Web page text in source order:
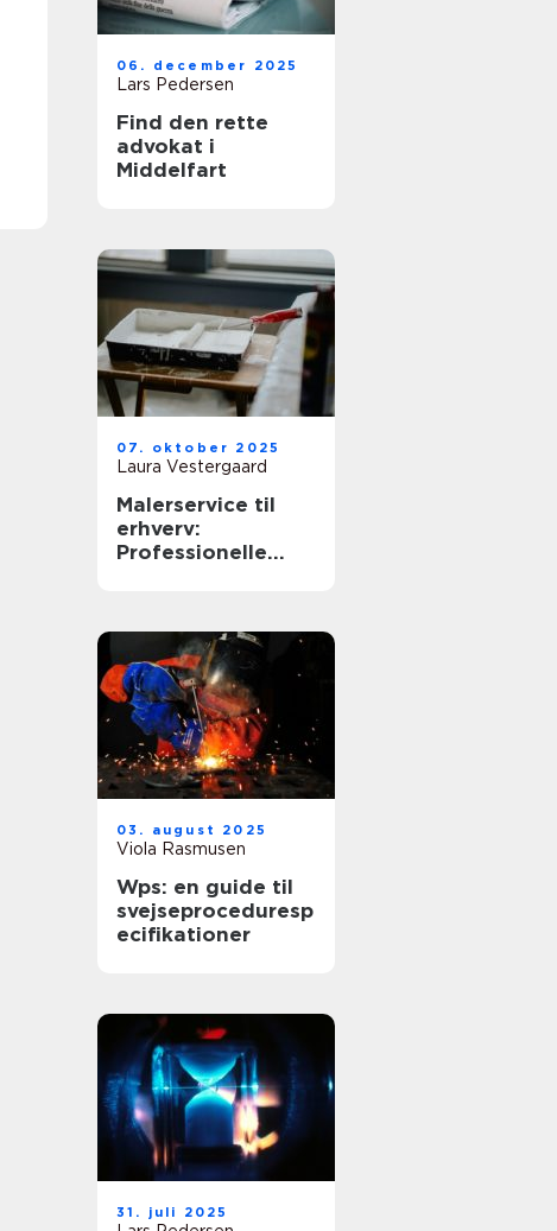
06. december 2025
Lars Pedersen
Find den rette
advokat i
Middelfart
07. oktober 2025
Laura Vestergaard
Malerservice til
erhverv:
Professionelle
03. august 2025
Viola Rasmusen
Wps: en guide til
svejseproceduresp
ecifikationer
31. juli 2025